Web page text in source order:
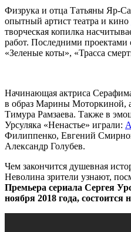
Физрука и отца Татьяны Яр-
опытный артист театра и кино
творческая копилка
работ. Последними проектами
«Зеленые коты», «Трасса
Начинающая актриса
в образ Марины Моторкиной,
Тимура Рамзаева. Также в
Урсуляка «Ненастье» играли:
Филиппенко, Евгений
Александр Голубев.
Чем закончится душевная
Неволина зрители узнают,
Премьера сериала Сергея
ноября 2018 года, состоится